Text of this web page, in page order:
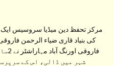
مرکز تحفظ دین میڈیا سروسیس ایک
کی بنیاد قاری ضیاء الرحمن
شہر میں ڈالی، اس کے